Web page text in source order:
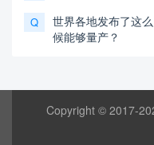
Q
世界各地发布了这
候能够量产？
Copyright © 2017-